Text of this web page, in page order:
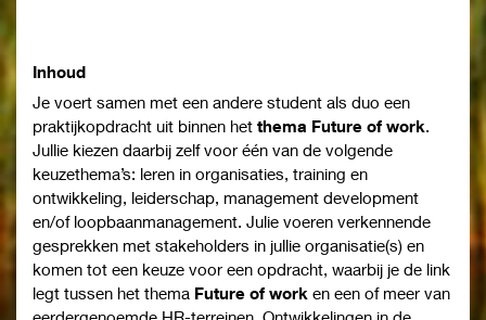
Inhoud
Je voert samen met een andere student als duo een
praktijkopdracht uit binnen het thema Future of work.
Jullie kiezen daarbij zelf voor één van de volgende
keuzethema’s: leren in organisaties, training en
ontwikkeling, leiderschap, management development
en/of loopbaanmanagement. Julie voeren verkennende
gesprekken met stakeholders in jullie organisatie(s) en
komen tot een keuze voor een opdracht, waarbij je de link
legt tussen het thema Future of work en een of meer van